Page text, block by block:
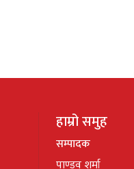
हाम्रो समुह
सम्पादक